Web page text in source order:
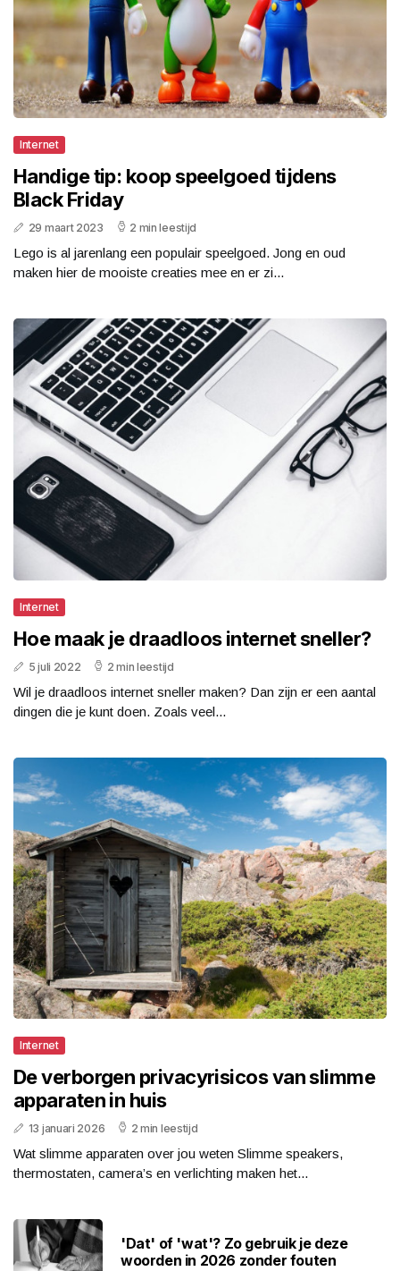
Internet
Handige tip: koop speelgoed tijdens
Black Friday
29 maart 2023 2 min leestijd
Lego is al jarenlang een populair speelgoed. Jong en oud
maken hier de mooiste creaties mee en er zi...
Internet
Hoe maak je draadloos internet sneller?
5 juli 2022 2 min leestijd
Wil je draadloos internet sneller maken? Dan zijn er een aantal
dingen die je kunt doen. Zoals veel...
Internet
De verborgen privacyrisicos van slimme
apparaten in huis
13 januari 2026 2 min leestijd
Wat slimme apparaten over jou weten Slimme speakers,
thermostaten, camera’s en verlichting maken het...
'Dat' of 'wat'? Zo gebruik je deze
woorden in 2026 zonder fouten